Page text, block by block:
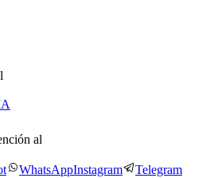
al
WhatsAppInstagram Telegram